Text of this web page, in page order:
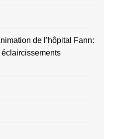
de l’hôpital Fann:
éclaircissements